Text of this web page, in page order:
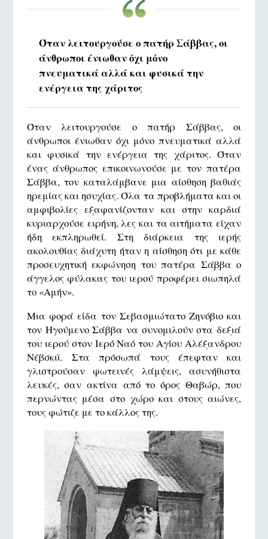
Όταν λειτουργούσε ο πατήρ Σάββας, οι
άνθρωποι ένιωθαν όχι μόνο
πνευματικά αλλά και φυσικά την
ενέργεια της χάριτος
Όταν λειτουργούσε ο πατήρ Σάββας, οι
άνθρωποι ένιωθαν όχι μόνο πνευματικά αλλά
και φυσικά την ενέργεια της χάριτος. Όταν
ένας άνθρωπος επικοινωνούσε με τον πατέρα
Σάββα, τον καταλάμβανε μια αίσθηση βαθιάς
ηρεμίας και ησυχίας. Όλα τα προβλήματα και οι
αμφιβολίες εξαφανίζονταν και στην καρδιά
κυριαρχούσε ειρήνη, λες και τα αιτήματα είχαν
ήδη εκπληρωθεί. Στη διάρκεια της ιερής
ακολουθίας διάχυτη ήταν η αίσθηση ότι με κάθε
προσευχητική εκφώνηση του πατέρα Σάββα ο
άγγελος φύλακας του ιερού προφέρει σιωπηλά
το «Αμήν».
Μια φορά είδα τον Σεβασμιώτατο Ζηνόβιο και
τον Ηγούμενο Σάββα να συνομιλούν στα δεξιά
του ιερού στον Ιερό Ναό του Αγίου Αλέξανδρου
Νέβσκιϊ. Στα πρόσωπά τους έπεφταν και
γλιστρούσαν φωτεινές λάμψεις, ασυνήθιστα
λευκές, σαν ακτίνα από το όρος Θαβώρ, που
περνώντας μέσα στο χώρο και στους αιώνες,
τους φώτιζε με το κάλλος της.